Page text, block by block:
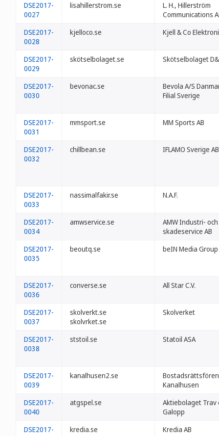
DSE2017-
0027
lisahillerstrom.se
L. H., Hillerström
Communications
DSE2017-
0028
kjelloco.se Kjell & Co
DSE2017-
0029
skötselbolaget.se Skötselbolaget
DSE2017-
0030
bevonac.se
Bevola A/S
Filial Sverige
DSE2017-
0031
mmsport.se MM Sports AB
DSE2017-
0032
chillbean.se IFLAMO Sverige AB
DSE2017-
0033
nassimalfakir.se N.A.F.
DSE2017-
0034
amwservice.se
AMW Industri- och
skadeservice AB
DSE2017-
0035
beoutq.se beIN Media Group
DSE2017-
0036
converse.se All Star C.V.
DSE2017-
0037
skolverkt.se
skolvrket.se
Skolverket
DSE2017-
0038
ststoil.se Statoil ASA
DSE2017-
0039
kanalhusen2.se
Kanalhusen
DSE2017-
0040
atgspel.se
Aktiebolaget Trav
Galopp
DSE2017-
kredia.se Kredia AB